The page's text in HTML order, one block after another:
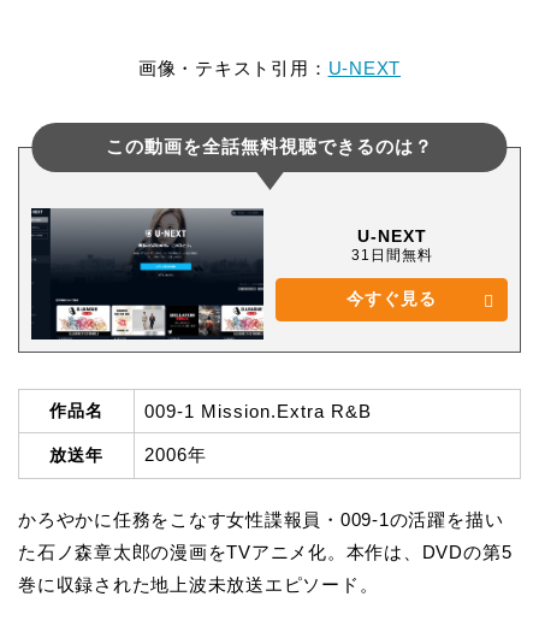
画像・テキスト引用： U-NEXT
この動画を全話無料視聴できるのは？
U-NEXT
31日間無料
今すぐ見る
作品名 009-1 Mission.Extra R&B
放送年 2006年
かろやかに任務をこなす女性諜報員・009-1の活躍を描い
た石ノ森章太郎の漫画をTVアニメ化。本作は、DVDの第5
巻に収録された地上波未放送エピソード。